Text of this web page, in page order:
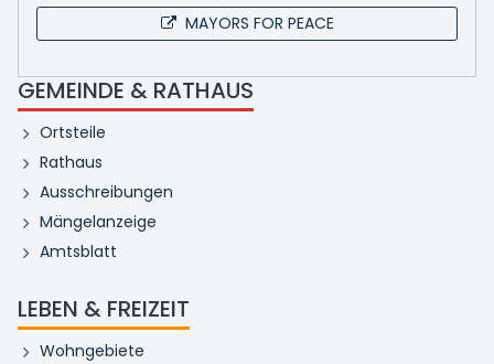
MAYORS FOR PEACE
GEMEINDE & RATHAUS
Ortsteile
Rathaus
Ausschreibungen
Mängelanzeige
Amtsblatt
LEBEN & FREIZEIT
Wohngebiete